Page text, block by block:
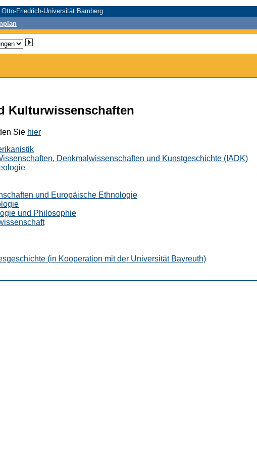
Friedrich-Universität Bamberg
Kulturwissenschaften
Sie hier
Denkmalwissenschaften und Kunstgeschichte (IADK)
und Europäische Ethnologie
und Philosophie
(in Kooperation mit der Universität Bayreuth)